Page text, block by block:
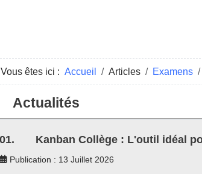
Vous êtes ici : Accueil Articles Examens
Actualités
Kanban Collège : L'outil idéal
Publication : 13 Juillet 2026